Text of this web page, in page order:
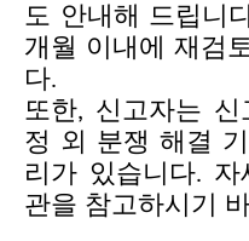
도 안내해 드립니
개월 이내에 재검
다.
또한, 신고자는
정 외 분쟁 해결
리가 있습니다.
관을 참고하시기